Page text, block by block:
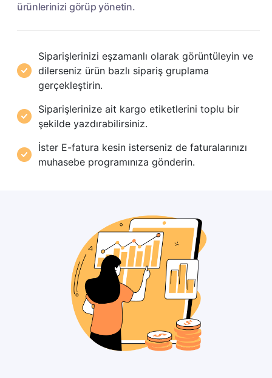
ürünlerinizi görüp yönetin.
Siparişlerinizi eşzamanlı olarak görüntüleyin ve
dilerseniz ürün bazlı sipariş gruplama
gerçekleştirin.
Siparişlerinize ait kargo etiketlerini toplu bir
şekilde yazdırabilirsiniz.
İster E-fatura kesin isterseniz de faturalarınızı
muhasebe programınıza gönderin.